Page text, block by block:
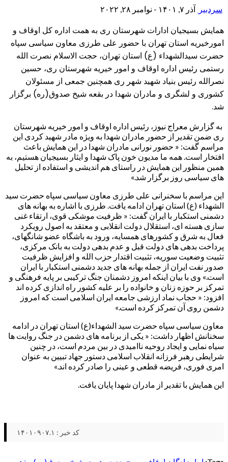
سردبیر آذر ۷, ۱۴۰۱ - نوامبر ۲۸, ۲۰۲۲
همایش بسیجیان ادارات شهرستان ری به همت اداره کل اوقاف و
امورخیریه استان تهران با حضور علی طرزی معاون سیاسی سپاه
حضرت سیدالشهداء (ع) استان تهران، حجت الاسلام نصرت الله
رستمی رئیس اداره اوقاف و امور خیریه شهرستان ری، حسین
نصرالله رئیس بنیاد شهید شهر ری همچنین جمعی از مسئولان
کشوری و لشگری و مادران شهدا در بقعه شیخ صدوق(ره) برگزار
شد.
به گزارش معراج نیوز، رئیس اداره اوقاف و امور خیریه شهرستان
ری ضمن تقدیر از حضور مادران شهدا به ویژه مادر شهید کردی این
مراسم گفت: « حضور نورانی مادران شهدا در این همایش باعث
افتخار است. همه ما مدیون خون پاک شهدا و ایثار بسیجیان هستیم، به
همین منظور این همایش در راستای هم اندیشی و استفاده از تحلیل
های سیاسی روز برگزار شد.»
این مراسم با سخنرانی علی طرزی معاون سیاسی سپاه حضرت سید
الشهداء (ع) استان تهران ادامه یافت. طرزی با اشاره به بهانه های
دشمنی استکبار با ایران گفت: « ظرفیت موشکی قوی، ارتقاء غنی
سازی هسته ای، استقلال دولت انقلابی و معتقد به اصول رویکرد
فعال به شرق و کشورهای همسایه، ورود به باشگاه عضو شانگهای،
پرداخت بدهی های دولت قبل و عدم بدهی دولت به بانک مرکزی،
تثبیت وضعیت سوریه، تثبیت اقتدار حزب الله و افزایش ظرفیت
صدور نفت ایران از جمله بهانه های جدید دشمنی استکبار با ایران
است.» وی با بیان اینکه امروز دشمنان جنگ ترکیبی بر پایه فرهنگی و
تمرکز بر حوزه زنان و خانواده را بر علیه کشور راه اندازی کرده اند
افزود: « حجاب نماد ارزشی جامعه ایران اسلامی است که امروز
دشمن روی آن تمرکز کرده است.»
معاون سیاسی سپاه حضرت سید الشهداء(ع) استان تهران در ادامه
سخنانش اظهار داشت: « یکی از برنامه های دشمن در جنگ روایت ها
سیاه نمایی و ایجاد روحیه ناامیدی در بین مردم است، در چنین
شرایطی رهبر فرزانه انقلاب اسلامی دستور جهاد تبیین به عنوان
امری فوری، فریضه قطعی و عینی را صادر کرده اند.»
این همایش با تقدیر از مادران شهدا پایان یافت.
کد خبر : ۱۴۰۱۰۹۰۷.۱